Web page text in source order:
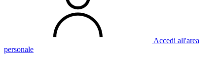
Accedi all'area
personale